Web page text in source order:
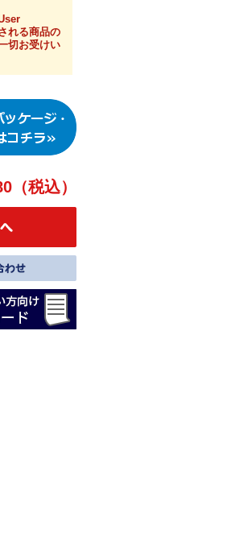
れる商品の
切お受けい
（税込）